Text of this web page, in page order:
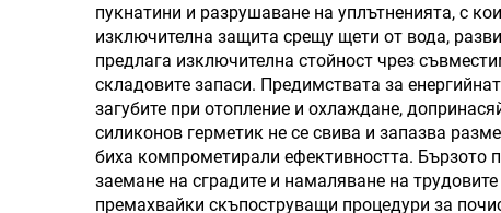
пукнатини и разрушаване на уплътненията, с
изключителна защита срещу щети от вода,
предлага изключителна стойност чрез
складовите запаси. Предимствата за
загубите при отопление и охлаждане,
силиконов герметик не се свива и запазва
биха компрометирали ефективността. Бързото
заемане на сградите и намаляване на
премахвайки скъпоструващи процедури за